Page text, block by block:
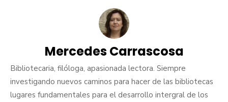
Mercedes Carrascosa
Bibliotecaria, filóloga, apasionada lectora. Siempre
investigando nuevos caminos para hacer de las bibliotecas
lugares fundamentales para el desarrollo intergral de los